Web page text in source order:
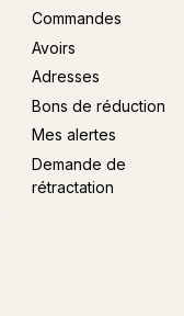
Commandes
Avoirs
Adresses
Bons de réduction
Mes alertes
Demande de
rétractation